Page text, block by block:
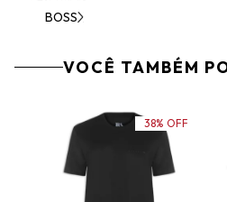
BOSS
VOCÊ TAMBÉM
38% OFF